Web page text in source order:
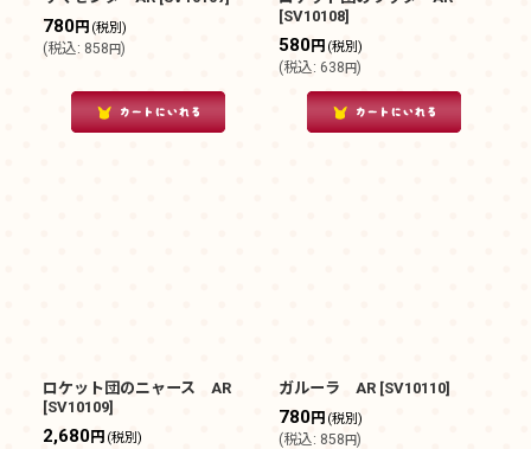
780円 (税別)
(税込: 858円)
[SV10108]
580円 (税別)
(税込: 638円)
ロケット団のニャース AR
[SV10109]
2,680円 (税別)
ガルーラ AR [SV10110]
780円 (税別)
(税込: 858円)